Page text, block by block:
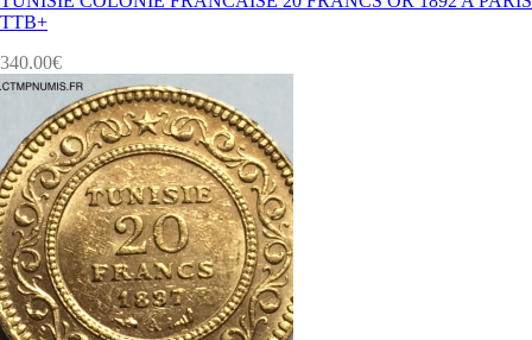
TTB+
340.00€